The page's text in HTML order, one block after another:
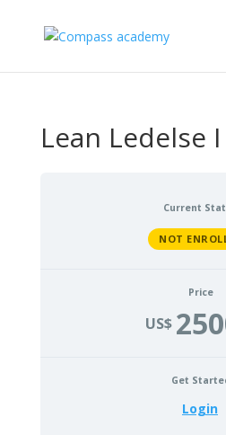
Lean Ledelse
Current
NOT
Price
US$
Get
Login